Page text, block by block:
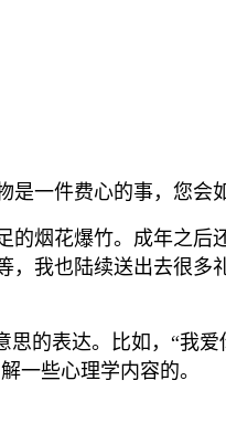
一件费心的事，您会
烟花爆竹。成年之
我也陆续送出去很多
的表达。比如，“我
一些心理学内容的。